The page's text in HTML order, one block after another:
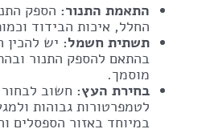
התאמת התנור: הספק
החלל, איכות הבידוד
תשתית חשמל: יש
בהתאם להספק התנור
מוסמך.
בחירת העץ: חשוב
לטמפרטורות גבוהות
במיוחד באזור הספסלים